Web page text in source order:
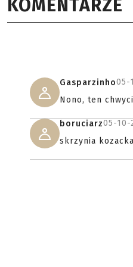
KOMENTARZE
Gasparzinho05-
Nono, ten
boruciarz05-10-
skrzynia